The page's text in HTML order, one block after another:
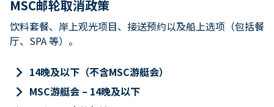
MSC邮轮取消政策
饮料套餐、岸上观光项目、接送预约以及船上选项（包括餐
厅、SPA 等）。
keyboard_arrow_right 14晚及以下（不含MSC游艇会）
keyboard_arrow_right MSC游艇会 – 14晚及以下